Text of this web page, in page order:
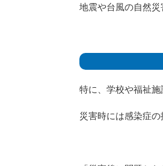
地震や台風の自然災
特に、学校や福祉施
災害時には感染症の